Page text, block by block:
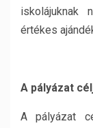
iskolájuknak
értékes
A pályázat
A pályázat